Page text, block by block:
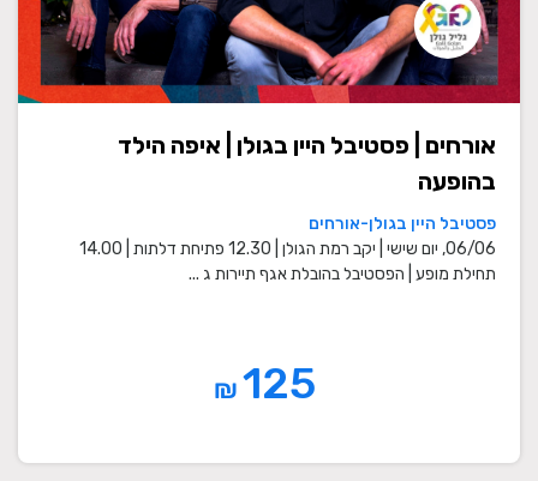
אורחים | פסטיבל היין בגולן | איפה הילד
בהופעה
פסטיבל היין בגולן-אורחים
06/06, יום שישי | יקב רמת הגולן | 12.30 פתיחת דלתות | 14.00
תחילת מופע | הפסטיבל בהובלת אגף תיירות ג ...
₪